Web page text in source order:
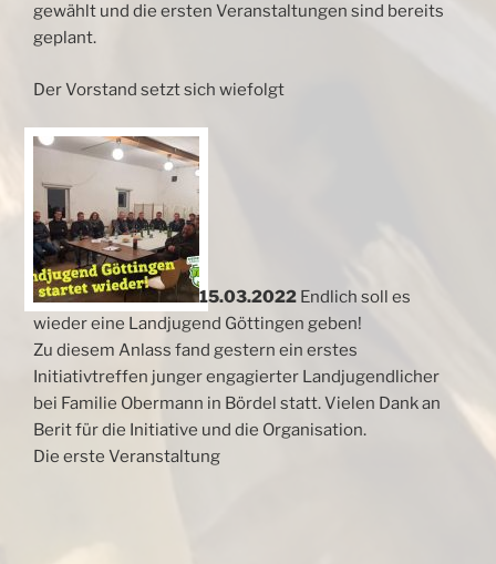
gewählt und die ersten Veranstaltungen sind bereits
geplant.
Der Vorstand setzt sich wiefolgt
15.03.2022 Endlich soll es
wieder eine Landjugend Göttingen geben!
Zu diesem Anlass fand gestern ein erstes
Initiativtreffen junger engagierter Landjugendlicher
bei Familie Obermann in Bördel statt. Vielen Dank an
Berit für die Initiative und die Organisation.
Die erste Veranstaltung